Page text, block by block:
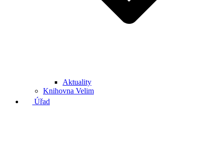
Aktuality
Knihovna Velim
Úřad